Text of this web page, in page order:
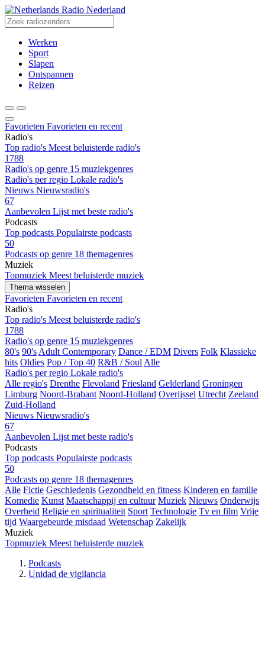
Radio Nederland
Werken
Sport
Slapen
Ontspannen
Reizen
Favorieten Favorieten en recent
Radio's
Top radio's Meest beluisterde radio's
1788
Radio's op genre 15 muziekgenres
Radio's per regio Lokale radio's
Nieuws Nieuwsradio's
67
Aanbevolen Lijst met beste radio's
Podcasts
Top podcasts Populairste podcasts
50
Podcasts op genre 18 themagenres
Muziek
Topmuziek Meest beluisterde muziek
Thema wisselen
Favorieten Favorieten en recent
Radio's
Top radio's Meest beluisterde radio's
1788
Radio's op genre 15 muziekgenres
80's 90's Adult Contemporary Dance / EDM Divers Folk Klassieke
hits Oldies Pop / Top 40 R&B / Soul Alle
Radio's per regio Lokale radio's
Alle regio's Drenthe Flevoland Friesland Gelderland Groningen
Limburg Noord-Brabant Noord-Holland Overijssel Utrecht Zeeland
Zuid-Holland
Nieuws Nieuwsradio's
67
Aanbevolen Lijst met beste radio's
Podcasts
Top podcasts Populairste podcasts
50
Podcasts op genre 18 themagenres
Alle Fictie Geschiedenis Gezondheid en fitness Kinderen en familie
Komedie Kunst Maatschappij en cultuur Muziek Nieuws Onderwijs
Overheid Religie en spiritualiteit Sport Technologie Tv en film Vrije
tijd Waargebeurde misdaad Wetenschap Zakelijk
Muziek
Topmuziek Meest beluisterde muziek
Podcasts
Unidad de vigilancia